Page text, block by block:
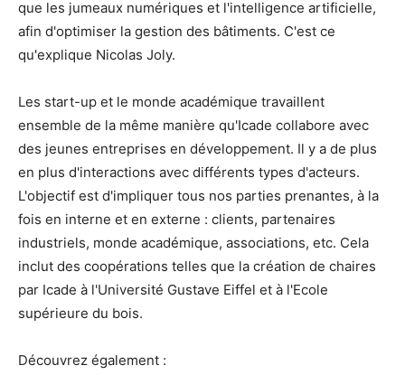
que les jumeaux numériques et l'intelligence artificielle,
afin d'optimiser la gestion des bâtiments. C'est ce
qu'explique Nicolas Joly.
Les start-up et le monde académique travaillent
ensemble de la même manière qu'Icade collabore avec
des jeunes entreprises en développement. Il y a de plus
en plus d'interactions avec différents types d'acteurs.
L'objectif est d'impliquer tous nos parties prenantes, à la
fois en interne et en externe : clients, partenaires
industriels, monde académique, associations, etc. Cela
inclut des coopérations telles que la création de chaires
par Icade à l'Université Gustave Eiffel et à l'Ecole
supérieure du bois.
Découvrez également :